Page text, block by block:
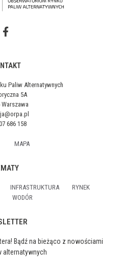
Paliw Alternatywnych
5A
Warszawa
686 158
MAPA
INFRASTRUKTURA
RYNEK
WODÓR
Bądź na bieżąco z nowościami
alternatywnych